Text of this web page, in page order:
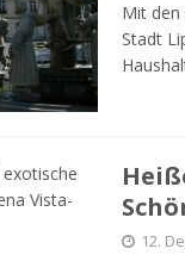
Mit den
Stadt
12.